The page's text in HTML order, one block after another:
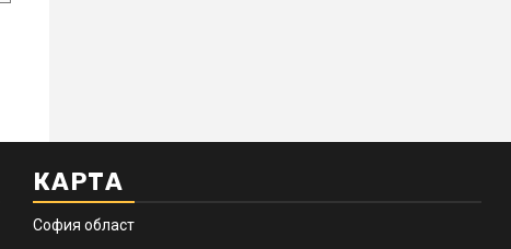
КАРТА
София област